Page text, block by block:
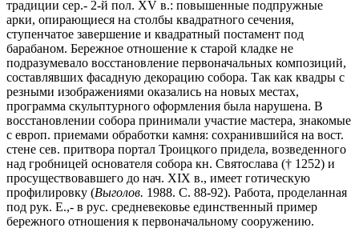
традиции сер.- 2-й пол. XV в.: повышенные подпружные
арки, опирающиеся на столбы квадратного сечения,
ступенчатое завершение и квадратный постамент под
барабаном. Бережное отношение к старой кладке не
подразумевало восстановление первоначальных композиций,
составлявших фасадную декорацию собора. Так как квадры с
резными изображениями оказались на новых местах,
программа скульптурного оформления была нарушена. В
восстановлении собора принимали участие мастера, знакомые
с европ. приемами обработки камня: сохранившийся на вост.
стене сев. притвора портал Троицкого придела, возведенного
над гробницей основателя собора кн. Святослава († 1252) и
просуществовавшего до нач. XIX в., имеет готическую
профилировку (Выголов. 1988. С. 88-92). Работа, проделанная
под рук. Е.,- в рус. средневековье единственный пример
бережного отношения к первоначальному сооружению.